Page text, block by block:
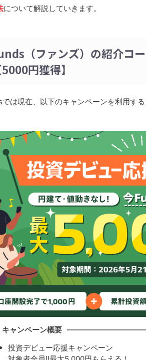
について解説していきます。
（ファンズ）の紹介コ
5000円獲得】
では現在、以下のキャンペーンを利用す
キャンペーン概要
投資デビュー応援キャンペーン